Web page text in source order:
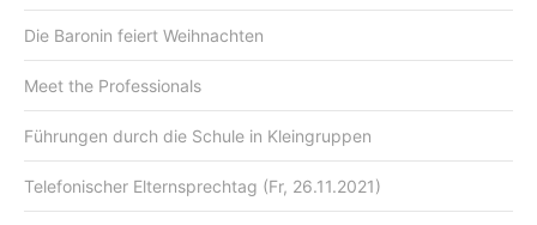
Die Baronin feiert Weihnachten
Meet the Professionals
Führungen durch die Schule in Kleingruppen
Telefonischer Elternsprechtag (Fr, 26.11.2021)